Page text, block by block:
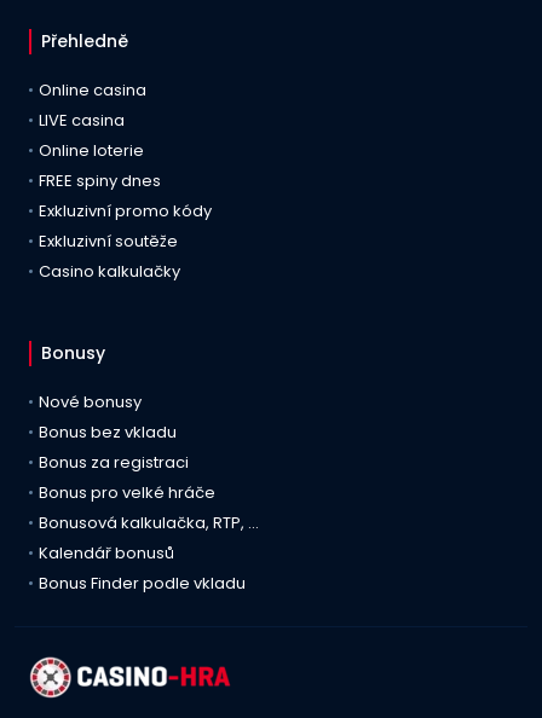
Přehledně
Online casina
LIVE casina
Online loterie
FREE spiny dnes
Exkluzivní promo kódy
Exkluzivní soutěže
Casino kalkulačky
Bonusy
Nové bonusy
Bonus bez vkladu
Bonus za registraci
Bonus pro velké hráče
Bonusová kalkulačka, RTP, …
Kalendář bonusů
Bonus Finder podle vkladu